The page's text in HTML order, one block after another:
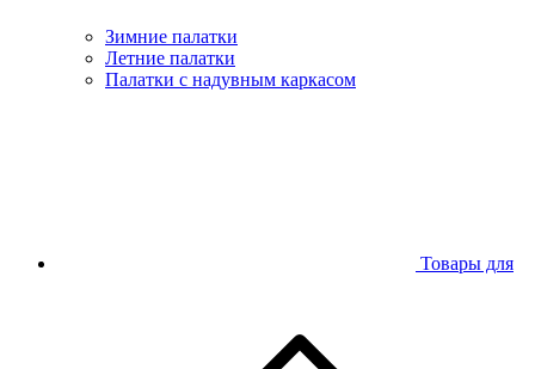
Зимние палатки
Летние палатки
Палатки с надувным каркасом
Товары для